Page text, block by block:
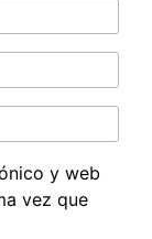
y web
vez que